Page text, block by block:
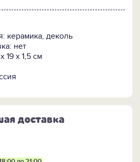
семейных фотографий и
гостеприимной,
ласковой, мудрой, внуко-
и прекрасной.
>>
керамика, деколь
нет
19 х 1,5 см
доставка